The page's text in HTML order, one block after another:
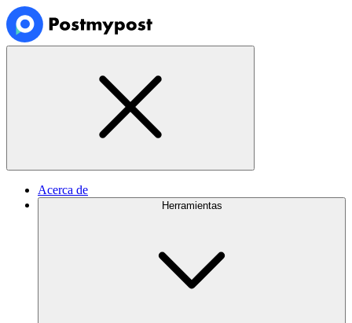
Acerca de
Herramientas